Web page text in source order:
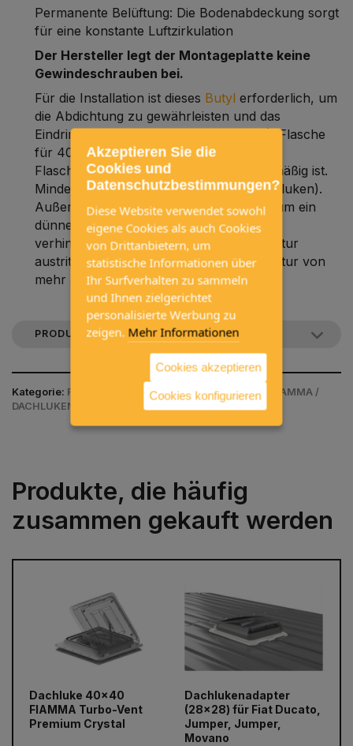
Permanente Belüftung: Die Bodenabdeckung sorgt
für eine konstante Luftzirkulation
Der Hersteller legt der Montageplatte keine
Gewindeschrauben bei.
Für die Installation ist dieses Butyl erforderlich, um
die Abdichtung zu gewährleisten und das
Eindringen von Wasser zu verhindern (1 Flasche
für 40x40-Dachluken, möglicherweise 2
Flaschen, wenn die Decke sehr unregelmäßig ist.
Mindestens 2 Flaschen für größere Dachluken).
Außerdem wird1 Flasche Sikabenötigt, um ein
dünnes Außenprofil zu erstellen und zu
verhindern, dass das Butyl durch die Kontur
austritt (mit 1 Flasche können Sie die Kontur von
mehr als einer Dachluke abdichten).
PRODUKTBESCHREIBUNG
Kategorie: FENSTER & BELÜFTUNG / DACHLUKEN / FIAMMA /
DACHLUKEN FIAMMA
Produkte, die häufig
zusammen gekauft werden
Dachluke 40x40
FIAMMA Turbo-Vent
Premium Crystal
Dachlukenadapter
(28x28) für Fiat Ducato,
Jumper, Jumper,
Movano
prev
Akzeptieren Sie die
Cookies und
Datenschutzbestimmungen?
Diese Website verwendet sowohl
eigene Cookies als auch Cookies
von Drittanbietern, um
statistische Informationen über
Ihr Surfverhalten zu sammeln
und Ihnen zielgerichtet
personalisierte Werbung zu
zeigen. Mehr Informationen
Cookies akzeptieren
Cookies konfigurieren